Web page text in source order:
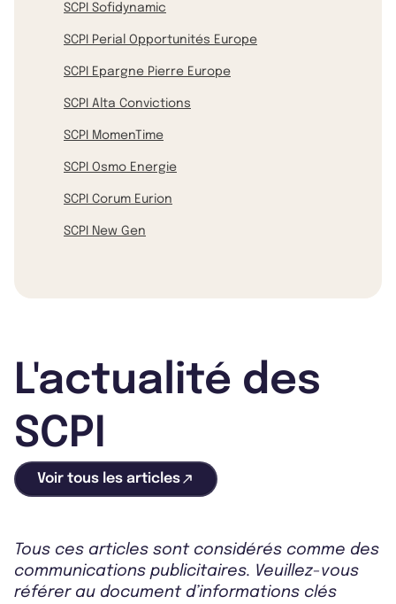
SCPI Sofidynamic
SCPI Perial Opportunités Europe
SCPI Epargne Pierre Europe
SCPI Alta Convictions
SCPI MomenTime
SCPI Osmo Energie
SCPI Corum Eurion
SCPI New Gen
L'actualité des
SCPI
Voir tous les articles
Tous ces articles sont considérés comme des
communications publicitaires. Veuillez-vous
référer au document d’informations clés